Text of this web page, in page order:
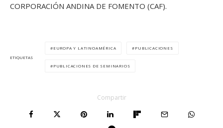
CORPORACIÓN ANDINA DE FOMENTO (CAF).
ETIQUETAS
EUROPA Y LATINOAMÉRICA PUBLICACIONES
PUBLICACIONES DE SEMINARIOS
Compartir